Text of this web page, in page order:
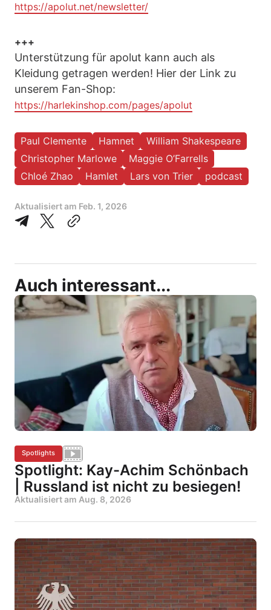
https://apolut.net/newsletter/
+++
Unterstützung für apolut kann auch als
Kleidung getragen werden! Hier der Link zu
unserem Fan-Shop:
https://harlekinshop.com/pages/apolut
Paul Clemente Hamnet
William Shakespeare
Christopher Marlowe
Maggie O’Farrells
Chloé Zhao
Hamlet Lars von Trier podcast
Aktualisiert am Feb. 1, 2026
Auch interessant...
Spotlights
Spotlight: Kay-Achim Schönbach
| Russland ist nicht zu besiegen!
Aktualisiert am Aug. 8, 2026